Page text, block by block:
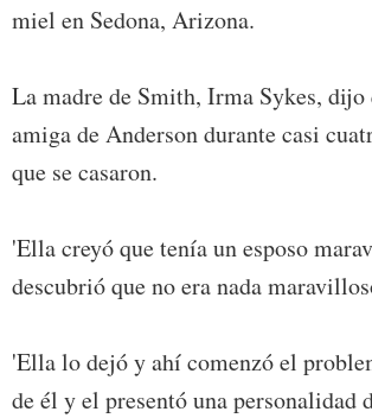
miel en Sedona, Arizona.
La madre de Smith, Irma Sykes, dijo
amiga de Anderson durante casi
que se casaron.
'Ella creyó que tenía un esposo
descubrió que no era nada
'Ella lo dejó y ahí comenzó el
de él y el presentó una personalidad